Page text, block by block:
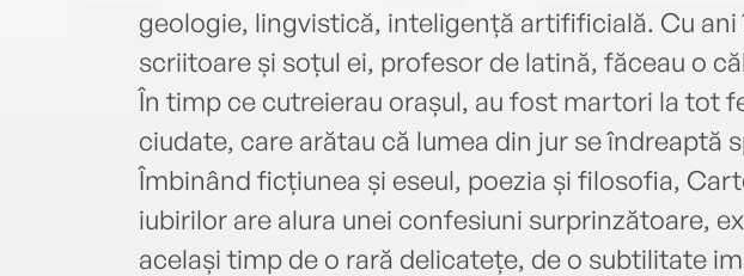
geologie, lingvistică, inteligență artifificială. Cu ani
scriitoare și soțul ei, profesor de latină, făceau o
În timp ce cutreierau orașul, au fost martori la tot
ciudate, care arătau că lumea din jur se îndreaptă
Îmbinând ficțiunea și eseul, poezia și filosofia,
iubirilor are alura unei confesiuni surprinzătoare,
același timp de o rară delicatețe, de o subtilitate